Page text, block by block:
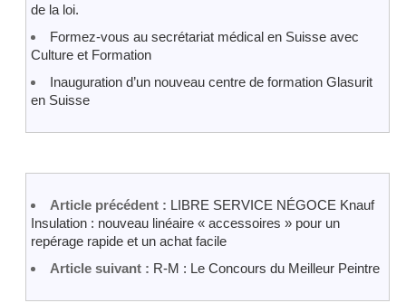
de la loi.
Formez-vous au secrétariat médical en Suisse avec
Culture et Formation
Inauguration d’un nouveau centre de formation Glasurit
en Suisse
Article précédent : LIBRE SERVICE NÉGOCE Knauf
Insulation : nouveau linéaire « accessoires » pour un
repérage rapide et un achat facile
Article suivant : R-M : Le Concours du Meilleur Peintre